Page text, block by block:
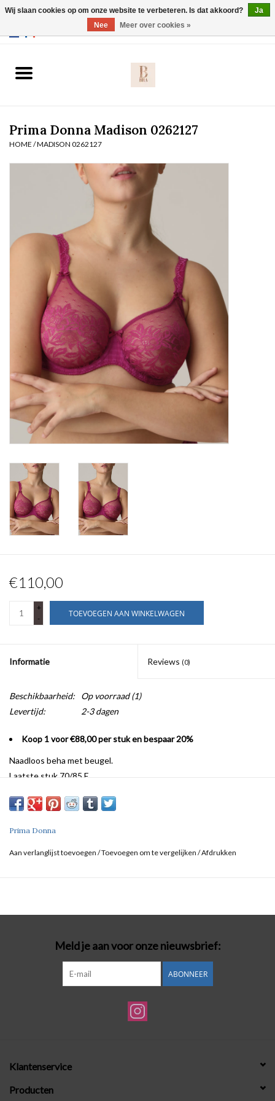
Slip
Body
Solden
Lingerie-accessoires
Cadeaubonnen
Prima Donna Madison 0262127
HOME /MADISON 0262127
€110,00
+
-
TOEVOEGEN AAN WINKELWAGEN
Informatie Reviews (0)
Beschikbaarheid: Op voorraad(1)
Levertijd:
2-3 dagen
Koop 1 voor €88,00 per stuk en bespaar 20%
Naadloos beha met beugel.
Laatste stuk 70/85 E
Prima Donna
Aan verlanglijst toevoegen /Toevoegen om te vergelijken /Afdrukken
Meld je aan voor onze nieuwsbrief:
ABONNEER
Klantenservice
Producten
Wij slaan cookies op om onze website te verbeteren. Is dat akkoord?
Ja
Nee
Meer over cookies »
Webshop werkt met EU maten. .